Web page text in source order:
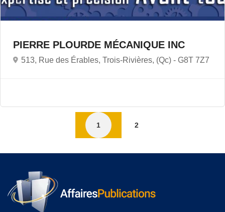
PIERRE PLOURDE MÉCANIQUE INC
513, Rue des Érables, Trois-Rivières, (Qc) - G8T 7Z7
1 2